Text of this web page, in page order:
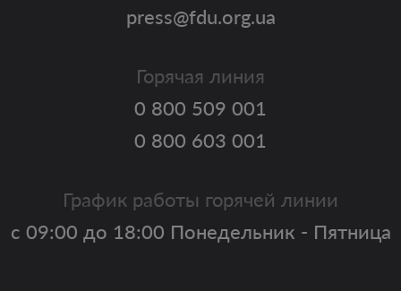
press@fdu.org.ua
Горячая линия
0 800 509 001
0 800 603 001
График работы горячей линии
с 09:00 до 18:00 Понедельник - Пятница